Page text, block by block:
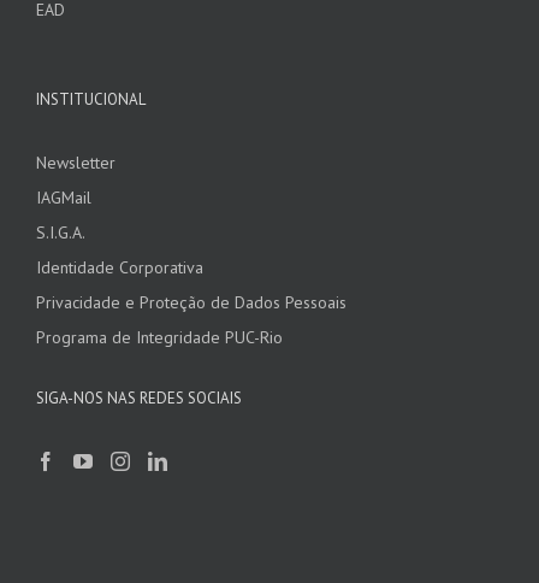
EAD
INSTITUCIONAL
Newsletter
IAGMail
S.I.G.A.
Identidade Corporativa
Privacidade e Proteção de Dados Pessoais
Programa de Integridade PUC-Rio
SIGA-NOS NAS REDES SOCIAIS